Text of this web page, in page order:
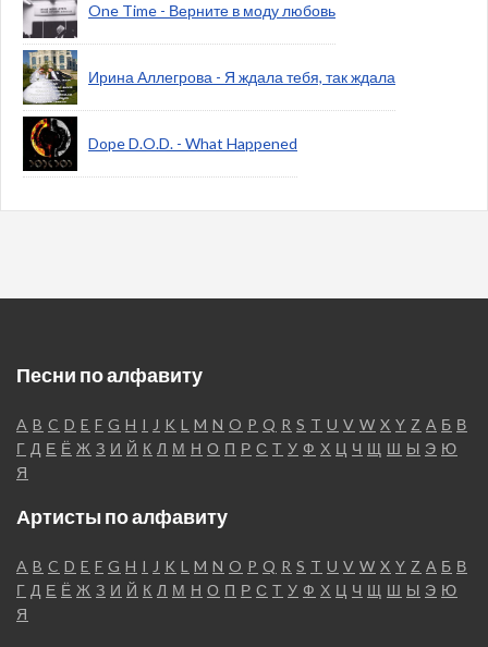
One Time - Верните в моду любовь
Ирина Аллегрова - Я ждала тебя, так ждала
Dope D.O.D. - What Happened
Песни по алфавиту
A B C D E F G H I J K L M N O P Q R S T U V W X Y Z А Б В
Г Д Е Ё Ж З И Й К Л М Н О П Р С Т У Ф Х Ц Ч Щ Ш Ы Э Ю
Я
Артисты по алфавиту
A B C D E F G H I J K L M N O P Q R S T U V W X Y Z А Б В
Г Д Е Ё Ж З И Й К Л М Н О П Р С Т У Ф Х Ц Ч Щ Ш Ы Э Ю
Я